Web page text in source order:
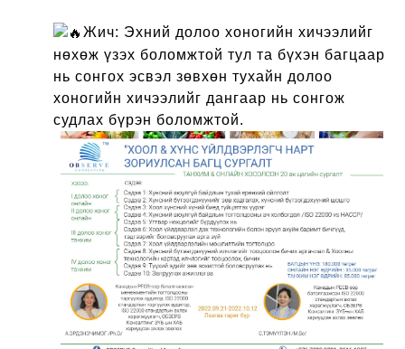
Жич: Эхний долоо хоногийн хичээлийг
нөхөж үзэх боломжтой тул та бүхэн багцаар
нь сонгох эсвэл зөвхөн тухайн долоо
хоногийн хичээлийг дангаар нь сонгож
судлах бүрэн боломжтой.